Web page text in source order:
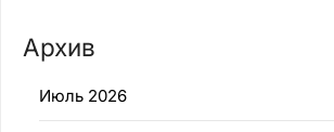
Архив
Июль 2026